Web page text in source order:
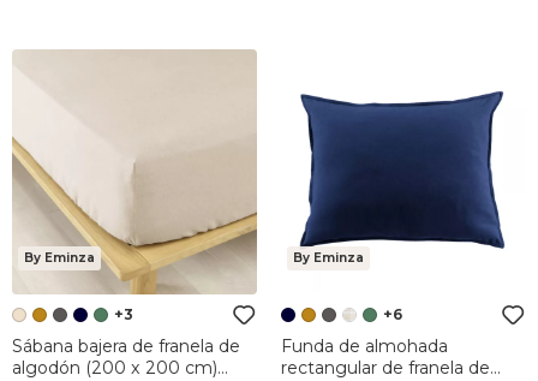
By Eminza
+3
Sábana bajera de franela de
algodón (200 x 200 cm)
By Eminza
+6
Funda de almohada
rectangular de franela de